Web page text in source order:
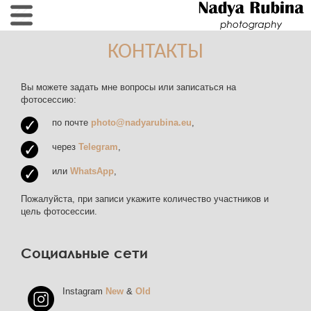
КОНТАКТЫ
Вы можете задать мне вопросы или записаться на
фотосессию:
по почте photo@nadyarubina.eu,
через Telegram,
или WhatsApp,
Пожалуйста, при записи укажите количество участников и
цель фотосессии.
Социальные сети
Instagram New & Old